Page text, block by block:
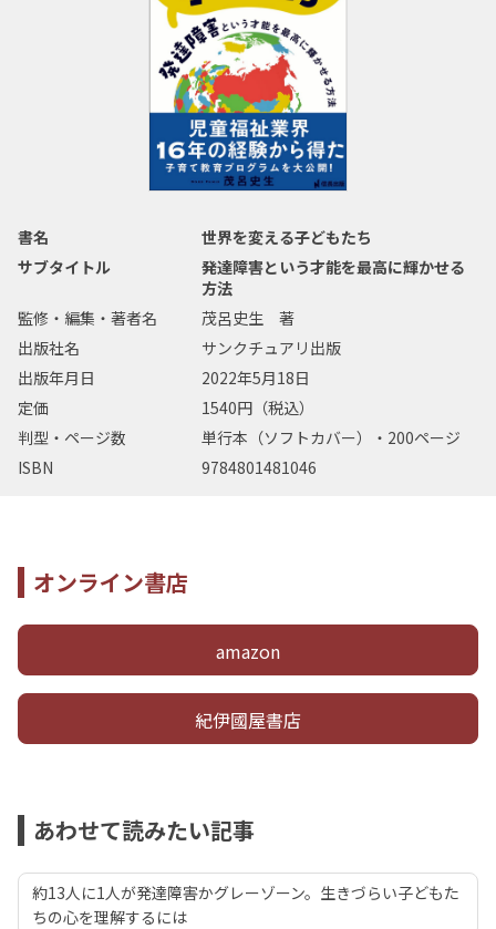
書名
世界を変える子どもたち
サブタイトル
発達障害という才能を最高に輝かせる
方法
監修・編集・著者名
茂呂史生 著
出版社名
サンクチュアリ出版
出版年月日
2022年5月18日
定価
1540円（税込）
判型・ページ数
単行本（ソフトカバー）・200ページ
ISBN
9784801481046
オンライン書店
amazon
紀伊國屋書店
あわせて読みたい記事
約13人に1人が発達障害かグレーゾーン。生きづらい子どもた
ちの心を理解するには